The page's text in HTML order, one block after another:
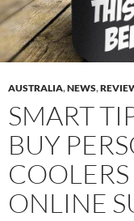
AUSTRALIA,NEWS,
SMART
BUY
ONLINE